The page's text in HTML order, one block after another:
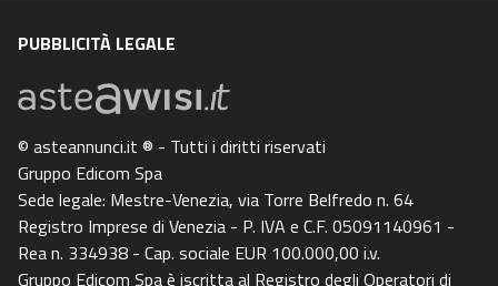
PUBBLICITÀ LEGALE
© asteannunci.it ® - Tutti i diritti riservati
Gruppo Edicom Spa
Sede legale: Mestre-Venezia, via Torre Belfredo n. 64
Registro Imprese di Venezia - P. IVA e C.F. 05091140961 -
Rea n. 334938 - Cap. sociale EUR 100.000,00 i.v.
Gruppo Edicom Spa è iscritta al Registro degli Operatori di